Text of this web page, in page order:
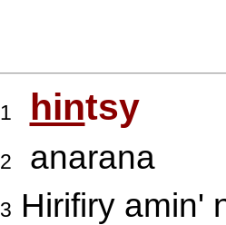
1 hintsy
2 anarana
3 Hirifiry amin'